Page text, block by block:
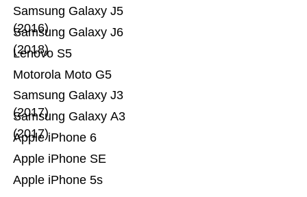
Apple iPhone 5s
Apple iPhone SE
Apple iPhone 6
Samsung Galaxy A3
(2017)
Samsung Galaxy J3
(2017)
Motorola Moto G5
Lenovo S5
Samsung Galaxy J6
(2018)
Samsung Galaxy J5
(2016)